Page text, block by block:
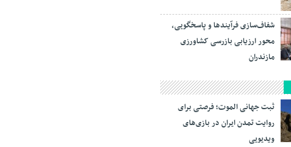
شفاف‌سازی فرآیند‌ها و پاسخگویی،
محور ارزیابی بازرسی کشاورزی
مازندران
ثبت جهانی الموت؛ فرصتی برای
روایت تمدن ایران در بازی‌های
ویدیویی